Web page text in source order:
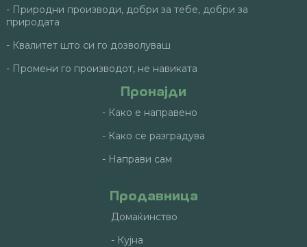
- Природни производи, добри за тебе, добри за
природата
- Квалитет што си го дозволуваш
- Промени го производот, не навиката
Пронајди
- Како е направено
- Како се разградува
- Направи сам
Продавница
Домаќинство
- Кујна